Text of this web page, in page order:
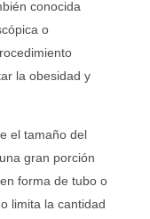
conocida
o
la obesidad y
el tamaño del
gran porción
forma de tubo o
limita la cantidad